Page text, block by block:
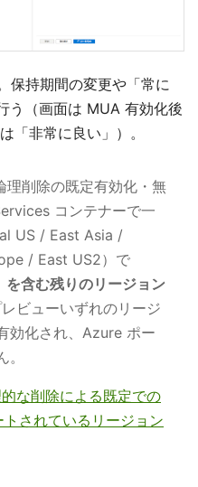
保持期間の変更や「常に
う（画面は MUA 有効化後
「非常に良い」）。
削除の既定有効化・無
コンテナーで一
US / East Asia /
/ East US2）で
含む残りのリージョン
ビューいずれのリージ
効化され、Azure ポー
な削除による既定での
されているリージョン